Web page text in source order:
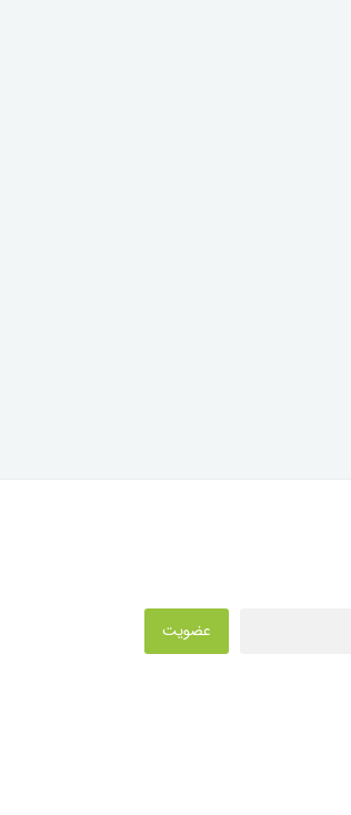
عضویت